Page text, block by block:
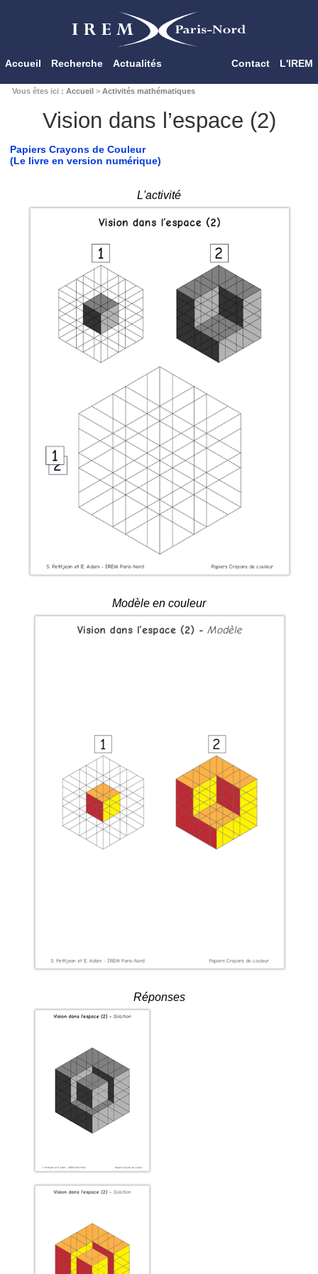
Accueil Recherche Actualités Contact L'IREM
Vous êtes ici : Accueil> Activités mathématiques
Vision dans l’espace (2)
Papiers Crayons de Couleur
(Le livre en version numérique)
L'activité
Modèle en couleur
Réponses